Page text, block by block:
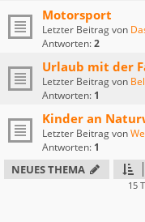
Motorsport
Letzter Beitrag von
Antworten:2
Urlaub mit der
Letzter Beitrag von
Antworten: 1
Kinder an
Letzter Beitrag von
Antworten: 1
NEUES THEMA
15